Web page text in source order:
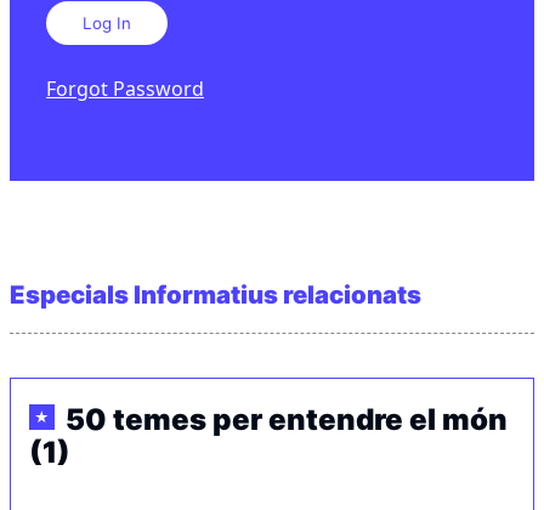
Forgot Password
Especials Informatius relacionats
★
50 temes per entendre el món
(1)